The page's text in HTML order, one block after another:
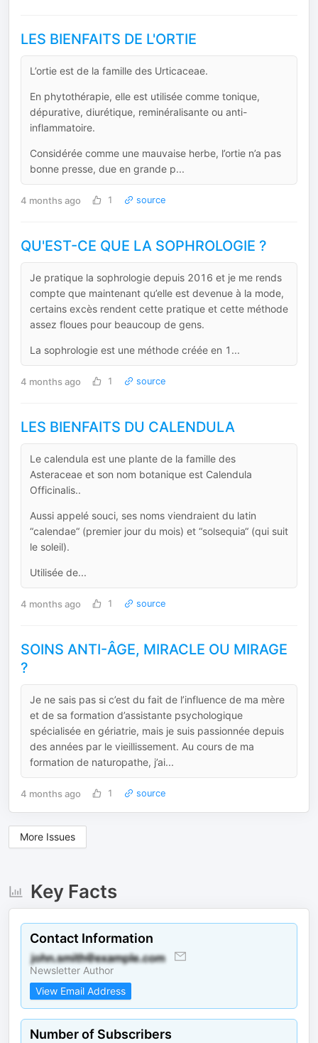
LES BIENFAITS DE L'ORTIE
L’ortie est de la famille des Urticaceae.
En phytothérapie, elle est utilisée comme tonique,
dépurative, diurétique, reminéralisante ou anti-
inflammatoire.
Considérée comme une mauvaise herbe, l’ortie n’a pas
bonne presse, due en grande p...
4 months ago 1 source
QU'EST-CE QUE LA SOPHROLOGIE ?
Je pratique la sophrologie depuis 2016 et je me rends
compte que maintenant qu’elle est devenue à la mode,
certains excès rendent cette pratique et cette méthode
assez floues pour beaucoup de gens.
La sophrologie est une méthode créée en 1...
4 months ago 1 source
LES BIENFAITS DU CALENDULA
Le calendula est une plante de la famille des
Asteraceae et son nom botanique est Calendula
Officinalis..
Aussi appelé souci, ses noms viendraient du latin
“calendae“ (premier jour du mois) et “solsequia“ (qui suit
le soleil).
Utilisée de...
4 months ago 1 source
SOINS ANTI-ÂGE, MIRACLE OU MIRAGE
?
Je ne sais pas si c’est du fait de l’influence de ma mère
et de sa formation d’assistante psychologique
spécialisée en gériatrie, mais je suis passionnée depuis
des années par le vieillissement. Au cours de ma
formation de naturopathe, j’ai...
4 months ago 1 source
More Issues
Key Facts
Contact Information
Newsletter Author
View Email Address
Number of Subscribers